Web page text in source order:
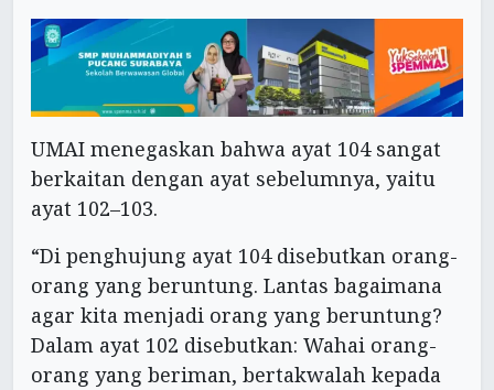
UMAI menegaskan bahwa ayat 104 sangat
berkaitan dengan ayat sebelumnya, yaitu
ayat 102–103.
“Di penghujung ayat 104 disebutkan orang-
orang yang beruntung. Lantas bagaimana
agar kita menjadi orang yang beruntung?
Dalam ayat 102 disebutkan: Wahai orang-
orang yang beriman, bertakwalah kepada